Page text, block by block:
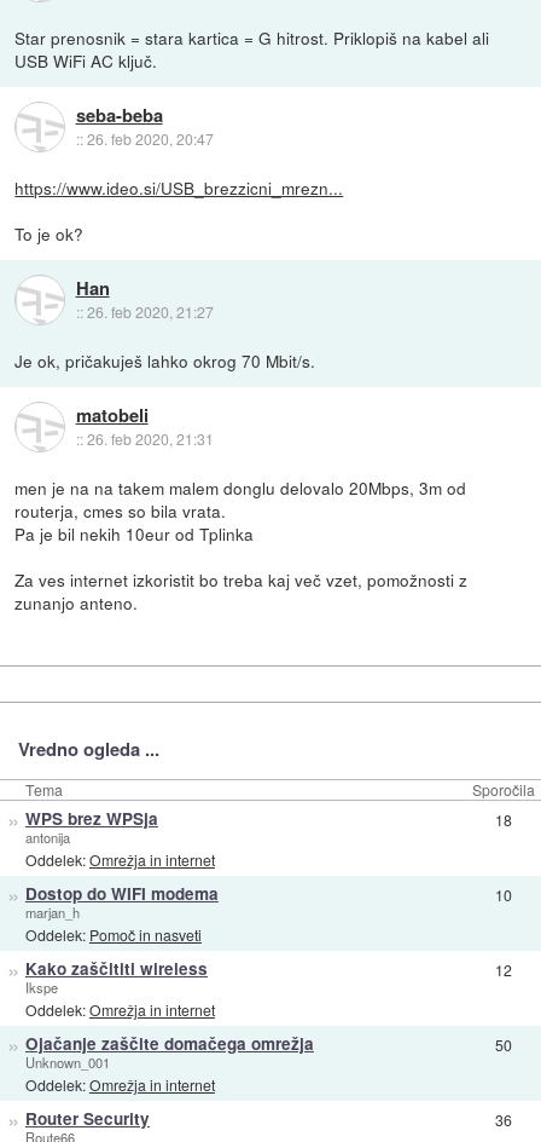
Star prenosnik = stara kartica = G hitrost. Priklopiš na kabel ali
USB WiFi AC ključ.
seba-beba
::26. feb 2020, 20:47
https://www.ideo.si/USB_brezzicni_mrezn...
To je ok?
Han
::26. feb 2020, 21:27
Je ok, pričakuješ lahko okrog 70 Mbit/s.
matobeli
::26. feb 2020, 21:31
men je na na takem malem donglu delovalo 20Mbps, 3m od
routerja, cmes so bila vrata.
Pa je bil nekih 10eur od Tplinka
Za ves internet izkoristit bo treba kaj več vzet, pomožnosti z
zunanjo anteno.
Vredno ogleda ...
Tema Sporočila
» WPS brez WPSja
antonija
Oddelek:Omrežja in internet
18
» Dostop do WIFI modema
marjan_h
Oddelek: Pomoč in nasveti
10
» Kako zaščititi wireless
Ikspe
Oddelek:Omrežja in internet
12
» Ojačanje zaščite domačega omrežja
Unknown_001
Oddelek:Omrežja in internet
50
» Router Security
Route66
36